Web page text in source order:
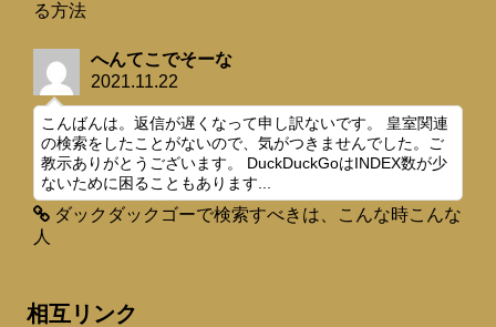
る方法
へんてこでそーな
2021.11.22
こんばんは。返信が遅くなって申し訳ないです。 皇室関連
の検索をしたことがないので、気がつきませんでした。ご
教示ありがとうございます。 DuckDuckGoはINDEX数が少
ないために困ることもあります...
ダックダックゴーで検索すべきは、こんな時こんな
人
相互リンク